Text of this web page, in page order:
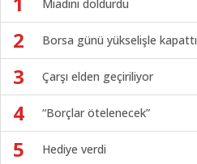
Miadını doldurdu
2 Borsa günü yükselişle kapattı
3 Çarşı elden geçiriliyor
4 “Borçlar ötelenecek”
5 Hediye verdi